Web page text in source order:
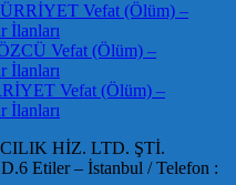
Vefat (Ölüm) –
İlanları
Vefat (Ölüm) –
İlanları
Vefat (Ölüm) –
İlanları
HİZ. LTD. ŞTİ.
Etiler – İstanbul / Telefon :